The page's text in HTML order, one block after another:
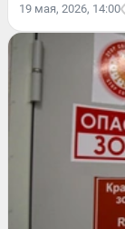
19 мая, 2026, 14:00